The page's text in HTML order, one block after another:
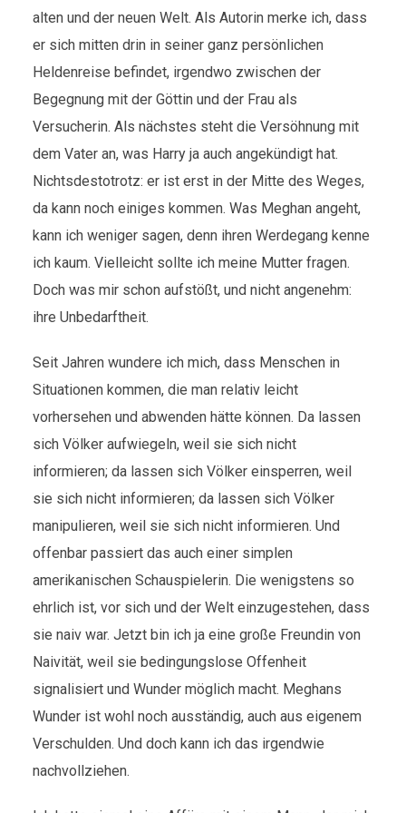
alten und der neuen Welt. Als Autorin merke ich, dass
er sich mitten drin in seiner ganz persönlichen
Heldenreise befindet, irgendwo zwischen der
Begegnung mit der Göttin und der Frau als
Versucherin. Als nächstes steht die Versöhnung mit
dem Vater an, was Harry ja auch angekündigt hat.
Nichtsdestotrotz: er ist erst in der Mitte des Weges,
da kann noch einiges kommen. Was Meghan angeht,
kann ich weniger sagen, denn ihren Werdegang kenne
ich kaum. Vielleicht sollte ich meine Mutter fragen.
Doch was mir schon aufstößt, und nicht angenehm:
ihre Unbedarftheit.
Seit Jahren wundere ich mich, dass Menschen in
Situationen kommen, die man relativ leicht
vorhersehen und abwenden hätte können. Da lassen
sich Völker aufwiegeln, weil sie sich nicht
informieren; da lassen sich Völker einsperren, weil
sie sich nicht informieren; da lassen sich Völker
manipulieren, weil sie sich nicht informieren. Und
offenbar passiert das auch einer simplen
amerikanischen Schauspielerin. Die wenigstens so
ehrlich ist, vor sich und der Welt einzugestehen, dass
sie naiv war. Jetzt bin ich ja eine große Freundin von
Naivität, weil sie bedingungslose Offenheit
signalisiert und Wunder möglich macht. Meghans
Wunder ist wohl noch ausständig, auch aus eigenem
Verschulden. Und doch kann ich das irgendwie
nachvollziehen.